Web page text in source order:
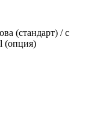
(стандарт) / с
(опция)